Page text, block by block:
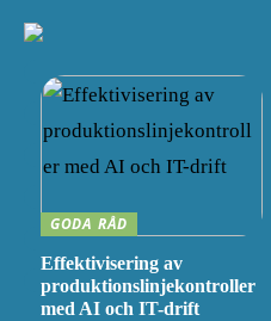
GODA RÅD
Effektivisering av
produktionslinjekontroller
med AI och IT-drift